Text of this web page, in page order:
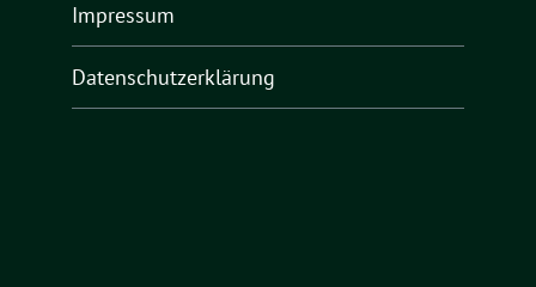
Impressum
Datenschutzerklärung